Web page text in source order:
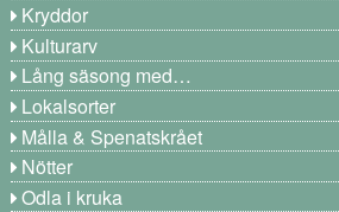
Kryddor
Kulturarv
Lång säsong med…
Lokalsorter
Målla & Spenatskrået
Nötter
Odla i kruka